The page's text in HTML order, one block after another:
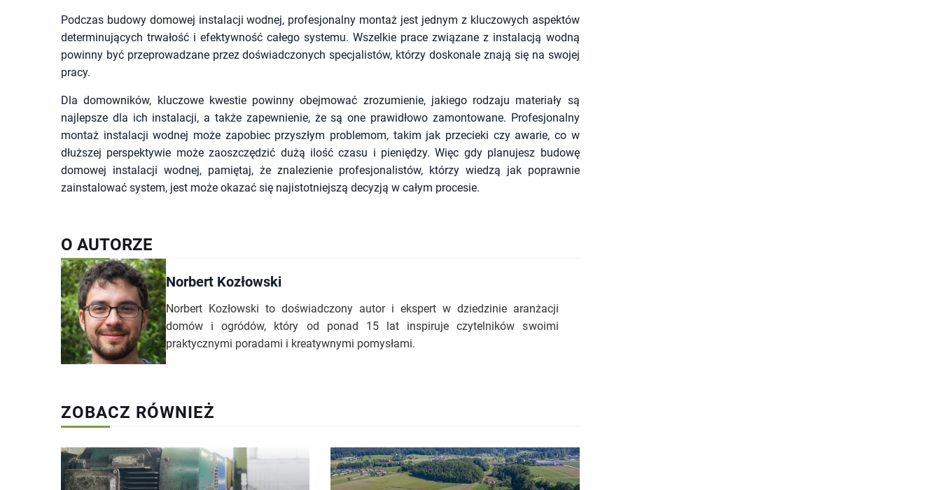
Podczas budowy domowej instalacji wodnej, profesjonalny montaż jest jednym z kluczowych aspektów
determinujących trwałość i efektywność całego systemu. Wszelkie prace związane z instalacją wodną
powinny być przeprowadzane przez doświadczonych specjalistów, którzy doskonale znają się na swojej
pracy.
Dla domowników, kluczowe kwestie powinny obejmować zrozumienie, jakiego rodzaju materiały są
najlepsze dla ich instalacji, a także zapewnienie, że są one prawidłowo zamontowane. Profesjonalny
montaż instalacji wodnej może zapobiec przyszłym problemom, takim jak przecieki czy awarie, co w
dłuższej perspektywie może zaoszczędzić dużą ilość czasu i pieniędzy. Więc gdy planujesz budowę
domowej instalacji wodnej, pamiętaj, że znalezienie profesjonalistów, którzy wiedzą jak poprawnie
zainstalować system, jest może okazać się najistotniejszą decyzją w całym procesie.
O AUTORZE
Norbert Kozłowski
Norbert Kozłowski to doświadczony autor i ekspert w dziedzinie aranżacji
domów i ogródów, który od ponad 15 lat inspiruje czytelników swoimi
praktycznymi poradami i kreatywnymi pomysłami.
ZOBACZ RÓWNIEŻ